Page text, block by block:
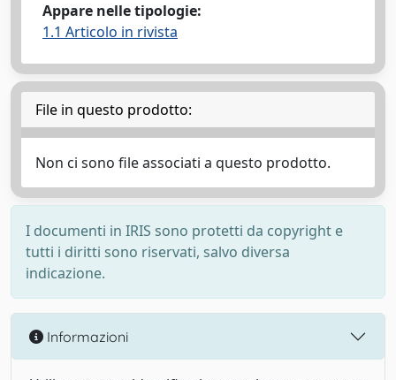
Appare nelle tipologie:
1.1 Articolo in rivista
File in questo prodotto:
Non ci sono file associati a questo prodotto.
I documenti in IRIS sono protetti da copyright e
tutti i diritti sono riservati, salvo diversa
indicazione.
Informazioni